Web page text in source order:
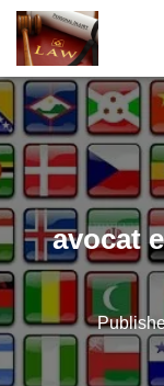
avocat